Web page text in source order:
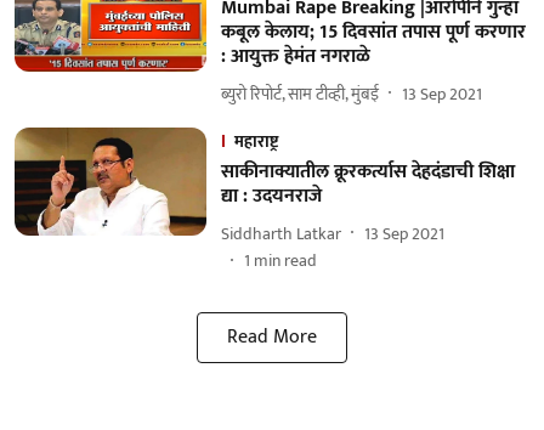
Mumbai Rape Breaking |आरोपीने गुन्हा
कबूल केलाय; 15 दिवसांत तपास पूर्ण करणार
: आयुक्त हेमंत नगराळे
ब्युरो रिपोर्ट, साम टीव्ही, मुंबई
13 Sep 2021
महाराष्ट्र
साकीनाक्यातील क्रूरकर्त्यास देहदंडाची शिक्षा
द्या : उदयनराजे
Siddharth Latkar
13 Sep 2021
1 min read
Read More